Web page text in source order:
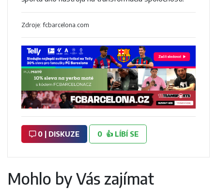
Zdroje: fcbarcelona.com
0 | DISKUZE 0 👍 LÍBÍ SE
Mohlo by Vás zajímat